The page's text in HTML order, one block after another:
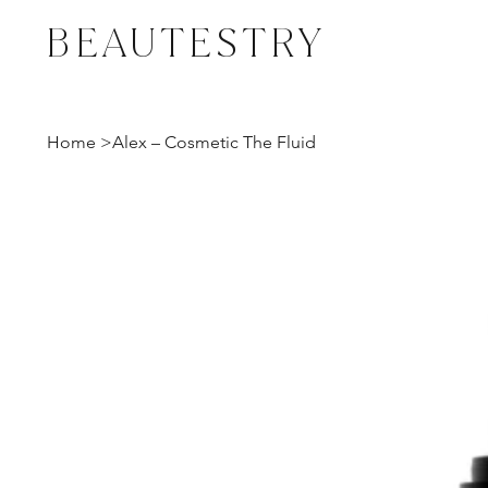
BEAUTESTRY
Home >Alex – Cosmetic The Fluid